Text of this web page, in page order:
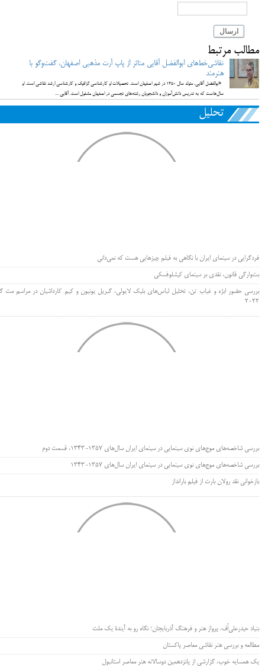
ارسال
مطالب مرتبط
نقاشی‌خط‌های ابوالفضل آقایی متاثر از پاپ آرت مذهبی اصفهان، گفت‌وگو با
هنرمند
«ابوالفضل آقایی، متولد سال ۱۳۵۰ در شهر اصفهان است. تحصیلات او کارشناسی گرافیک و کارشناسی ارشد نقاشی است. او
سال‌هاست که به تدریس دانش‌آموزان و دانشجویان رشته‌های تجسمی در اصفهان مشغول است. آقایی ...
تحلیل
فردگرایی در سینمای ایران با نگاهی به فیلم چیزهایی هست که نمی‌دانی
بت‌وارگی قانون، نقدی بر سینمای کیشلوفسکی
بررسی حضور ابژه و غیاب تن، تحلیل لباس‌های بلیک لایولی، گبریل یونیون و کیم کارداشیان در مراسم مت
۲۰۲۲
بررسی شاخصه‌های موج‌های نوی سینمایی در سینمای ایران سال‌های 1357-1343، قسمت دوم
بررسی شاخصه‌های موج‌های نوی سینمایی در سینمای ایران سال‌های 1357-1343
بازخوانی نقد رولان بارت از فیلم بارانداز
بنیاد حیدرعلی‌اُف، پرواز هنر و فرهنگ آذربایجان؛ نگاه رو به آیندۀ یک ملت
مطالعه و بررسی هنر نقاشی معاصر پاکستان
یک همسایه خوب، گزارشی از پانزدهمین دوسالانه هنر معاصر استانبول